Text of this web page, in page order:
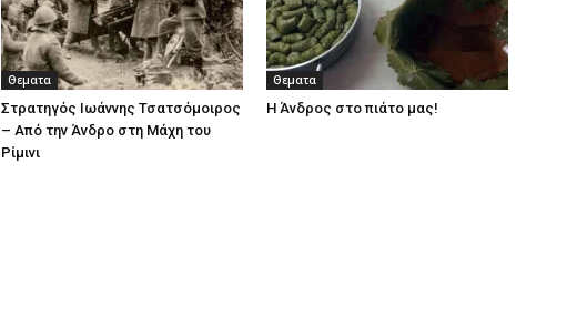
Θεματα
Στρατηγός Ιωάννης Τσατσόμοιρος
– Από την Άνδρο στη Μάχη του
Ρίμινι
Θεματα
Η Άνδρος στο πιάτο μας!